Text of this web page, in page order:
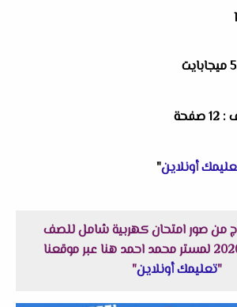
أونلاين"
من صور امتحان كهربية شامل للصف
الثالث الثانوي 2026 لمستر محمد احمد هنا عبر موقعنا
"تعليمك أونلاين"